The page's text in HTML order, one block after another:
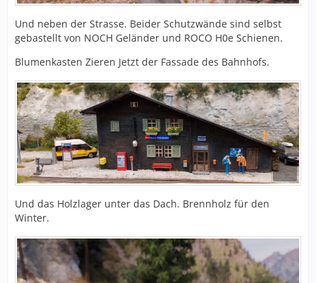
Und neben der Strasse. Beider Schutzwände sind selbst
gebastellt von NOCH Geländer und ROCO H0e Schienen.
Blumenkasten Zieren Jetzt der Fassade des Bahnhofs.
Und das Holzlager unter das Dach. Brennholz für den
Winter.